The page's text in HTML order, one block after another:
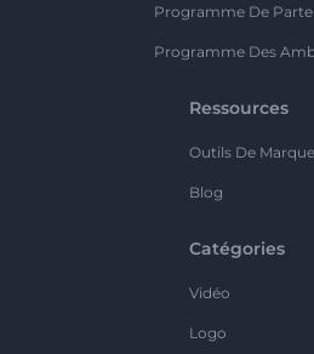
Programme De
Programme Des
Ressources
Outils De Marque
Blog
Catégories
Vidéo
Logo